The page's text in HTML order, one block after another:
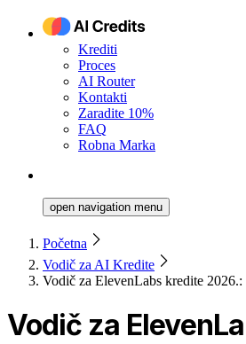
Krediti
Proces
AI Router
Kontakti
Zaradite 10%
FAQ
Robna Marka
open navigation menu
Početna
Vodič za AI Kredite
Vodič za ElevenLabs kredite
Vodič za